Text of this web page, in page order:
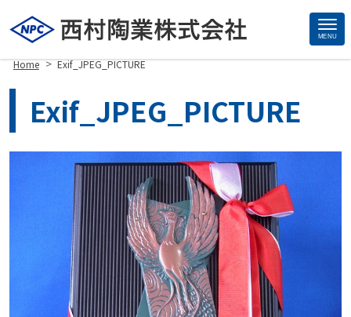
MENU
Home > Exif_JPEG_PICTURE
Exif_JPEG_PICTURE
Site
Footer